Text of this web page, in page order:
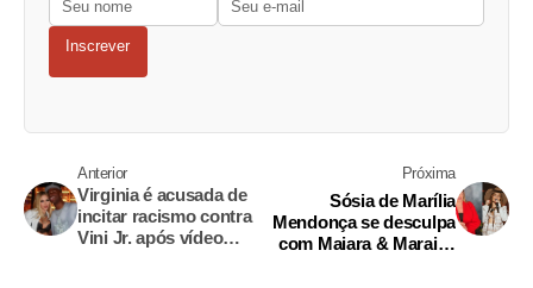
Inscrever
Anterior
Virginia é acusada de
incitar racismo contra
Vini Jr. após vídeo
Próxima
Sósia de Marília
Mendonça se desculpa
com Maiara & Maraisa